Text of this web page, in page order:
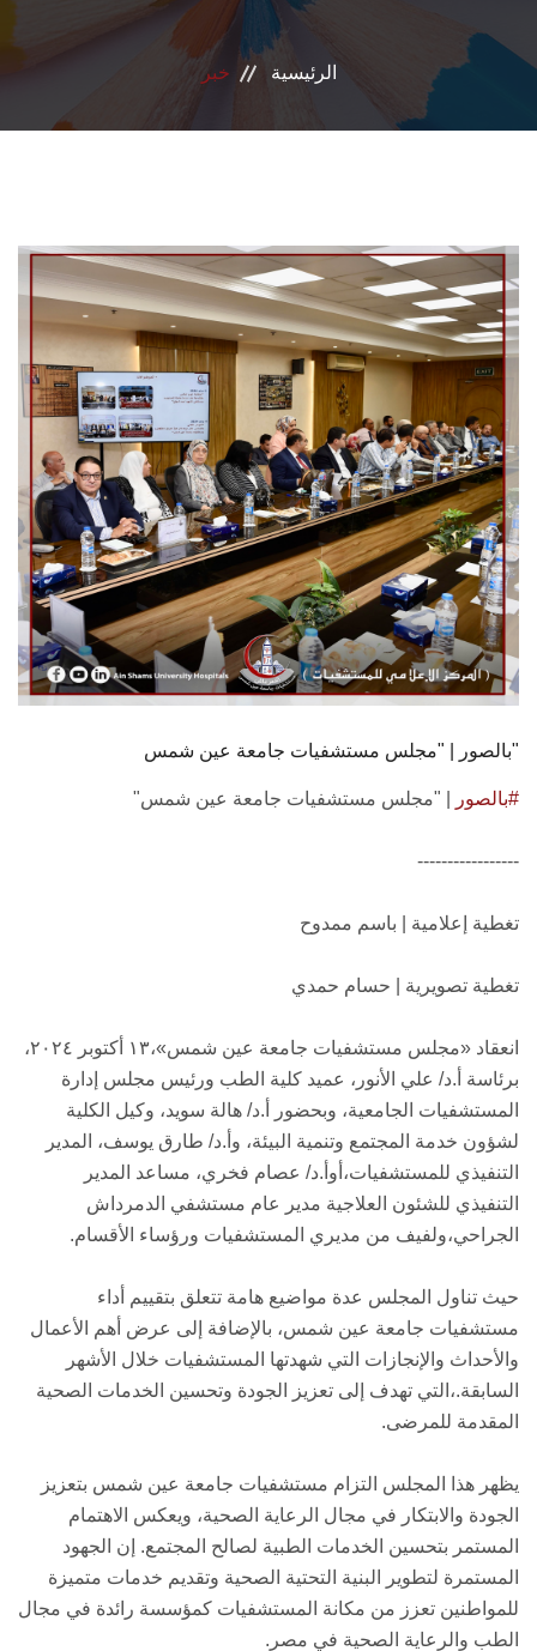
الأخبار
الرئيسية خبر
بالصور | "مجلس مستشفيات جامعة عين شمس"
#بالصور | "مجلس مستشفيات جامعة عين شمس"
-----------------
تغطية إعلامية | باسم ممدوح
تغطية تصويرية | حسام حمدي
انعقاد «مجلس مستشفيات جامعة عين شمس»،١٣ أكتوبر ٢٠٢٤،
برئاسة أ.د/ علي الأنور، عميد كلية الطب ورئيس مجلس إدارة
المستشفيات الجامعية، وبحضور أ.د/ هالة سويد، وكيل الكلية
لشؤون خدمة المجتمع وتنمية البيئة، وأ.د/ طارق يوسف، المدير
التنفيذي للمستشفيات،أوأ.د/ عصام فخري، مساعد المدير
التنفيذي للشئون العلاجية مدير عام مستشفي الدمرداش
الجراحي،ولفيف من مديري المستشفيات ورؤساء الأقسام.
حيث تناول المجلس عدة مواضيع هامة تتعلق بتقييم أداء
مستشفيات جامعة عين شمس، بالإضافة إلى عرض أهم الأعمال
والأحداث والإنجازات التي شهدتها المستشفيات خلال الأشهر
السابقة.،التي تهدف إلى تعزيز الجودة وتحسين الخدمات الصحية
المقدمة للمرضى.
يظهر هذا المجلس التزام مستشفيات جامعة عين شمس بتعزيز
الجودة والابتكار في مجال الرعاية الصحية، ويعكس الاهتمام
المستمر بتحسين الخدمات الطبية لصالح المجتمع. إن الجهود
المستمرة لتطوير البنية التحتية الصحية وتقديم خدمات متميزة
للمواطنين تعزز من مكانة المستشفيات كمؤسسة رائدة في مجال
الطب والرعاية الصحية في مصر.